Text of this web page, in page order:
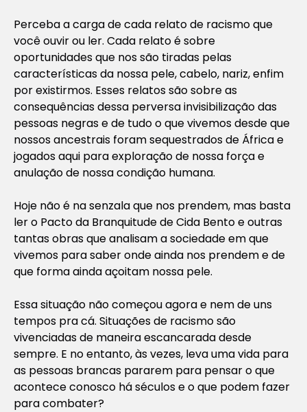
Perceba a carga de cada relato de racismo que
você ouvir ou ler. Cada relato é sobre
oportunidades que nos são tiradas pelas
características da nossa pele, cabelo, nariz, enfim
por existirmos. Esses relatos são sobre as
consequências dessa perversa invisibilização das
pessoas negras e de tudo o que vivemos desde que
nossos ancestrais foram sequestrados de África e
jogados aqui para exploração de nossa força e
anulação de nossa condição humana.
Hoje não é na senzala que nos prendem, mas basta
ler o Pacto da Branquitude de Cida Bento e outras
tantas obras que analisam a sociedade em que
vivemos para saber onde ainda nos prendem e de
que forma ainda açoitam nossa pele.
Essa situação não começou agora e nem de uns
tempos pra cá. Situações de racismo são
vivenciadas de maneira escancarada desde
sempre. E no entanto, às vezes, leva uma vida para
as pessoas brancas pararem para pensar o que
acontece conosco há séculos e o que podem fazer
para combater?